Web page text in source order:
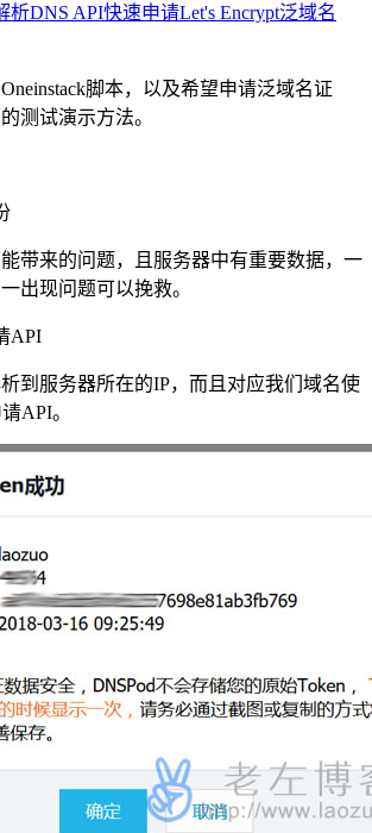
析DNS API快速申请Let's Encrypt泛域名
脚本，以及希望申请泛域名证
测试演示方法。
带来的问题，且服务器中有重要数据，一
出现问题可以挽救。
API
到服务器所在的IP，而且对应我们域名使
API。